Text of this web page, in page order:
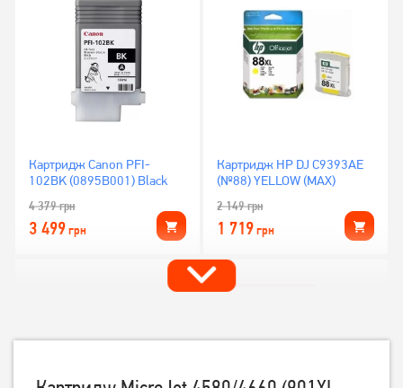
Картридж Canon PFI-
102BK (0895B001) Black
4 379грн
3 499грн
Картридж HP DJ C9393AE
(№88) YELLOW (MAX)
2 149грн
1 719грн